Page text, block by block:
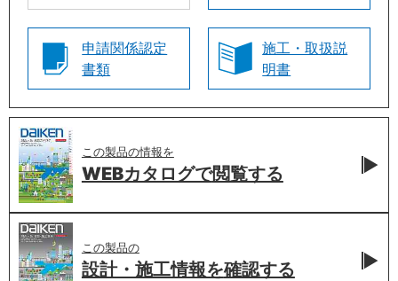
申請関係認定
書類
施工・取扱説
明書
この製品の情報を
WEBカタログで閲覧する
この製品の
設計・施工情報を確認する